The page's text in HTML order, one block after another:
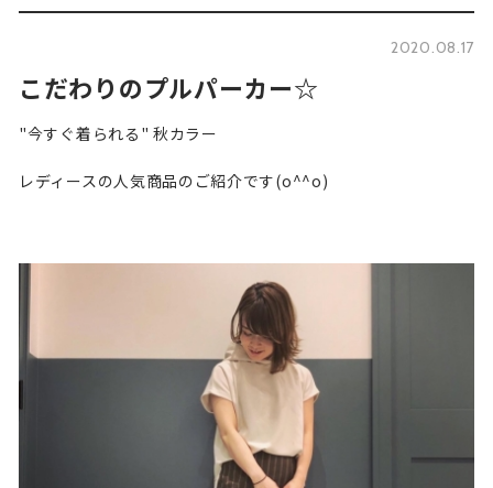
2020.08.17
こだわりのプルパーカー☆
"今すぐ着られる" 秋カラー
レディースの人気商品のご紹介です(o^^o)